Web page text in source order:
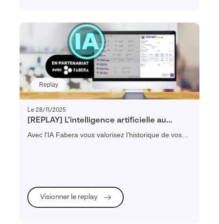
Replay
Le 28/11/2025
[REPLAY] L’intelligence artificielle au
service du chiffrage industriel avec Fabera
Avec l'IA Fabera vous valorisez l’historique de vos
Visionner le replay